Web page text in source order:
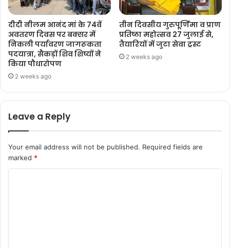
दीदी नीलम आनंद मां के 74वें
अवतरण दिवस पर बक्सर में
निकली पर्यावरण जागरूकता
पदयात्रा, सैकड़ों शिव शिष्यों ने
किया पौधारोपण
2 weeks ago
तीन दिवसीय गुरुपूर्णिमा व प्राण
प्रतिष्ठा महोत्सव 27 जुलाई से,
तैयारियों में जुटा सेवा ट्रस्ट
2 weeks ago
Leave a Reply
Your email address will not be published. Required fields are
marked *